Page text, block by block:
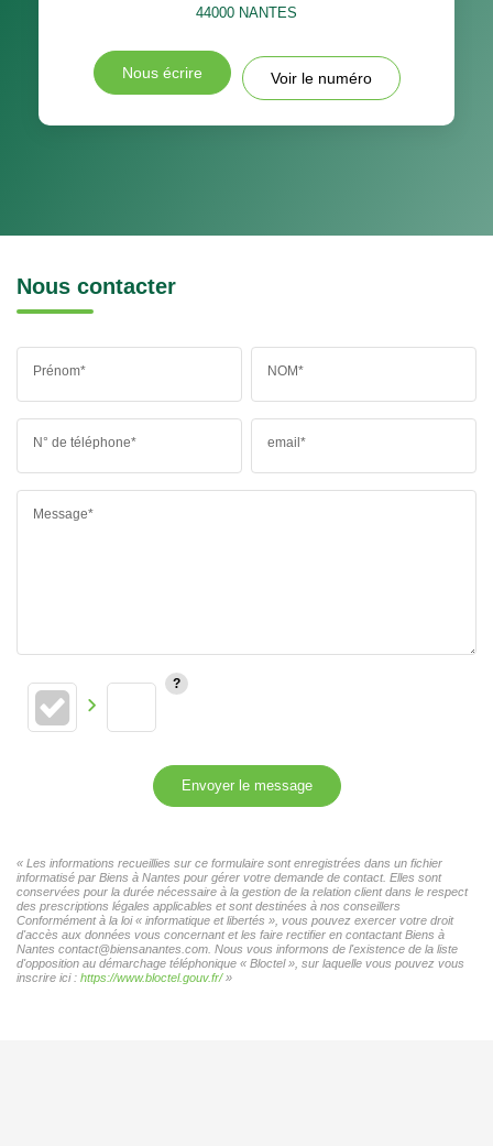
44000 NANTES
Nous écrire Voir le numéro
Nous contacter
Prénom* NOM*
N° de téléphone* email*
Message*
Envoyer le message
« Les informations recueillies sur ce formulaire sont enregistrées dans un fichier
informatisé par Biens à Nantes pour gérer votre demande de contact. Elles sont
conservées pour la durée nécessaire à la gestion de la relation client dans le respect
des prescriptions légales applicables et sont destinées à nos conseillers
Conformément à la loi « informatique et libertés », vous pouvez exercer votre droit
d'accès aux données vous concernant et les faire rectifier en contactant Biens à
Nantes contact@biensanantes.com. Nous vous informons de l'existence de la liste
d'opposition au démarchage téléphonique « Bloctel », sur laquelle vous pouvez vous
inscrire ici : https://www.bloctel.gouv.fr/»